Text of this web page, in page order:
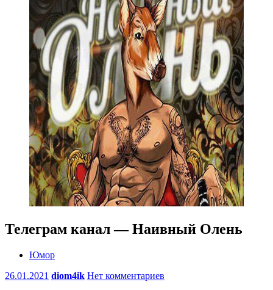
Телеграм канал — Наивный Олень
Юмор
26.01.2021 diom4ik Нет комментариев